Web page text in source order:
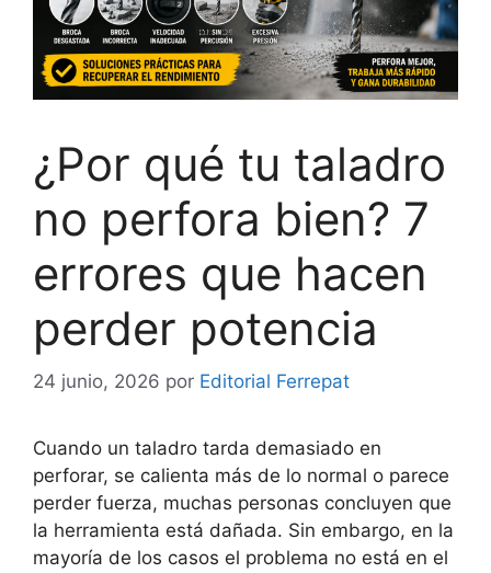
¿Por qué tu taladro
no perfora bien? 7
errores que hacen
perder potencia
24 junio, 2026 por Editorial Ferrepat
Cuando un taladro tarda demasiado en
perforar, se calienta más de lo normal o parece
perder fuerza, muchas personas concluyen que
la herramienta está dañada. Sin embargo, en la
mayoría de los casos el problema no está en el